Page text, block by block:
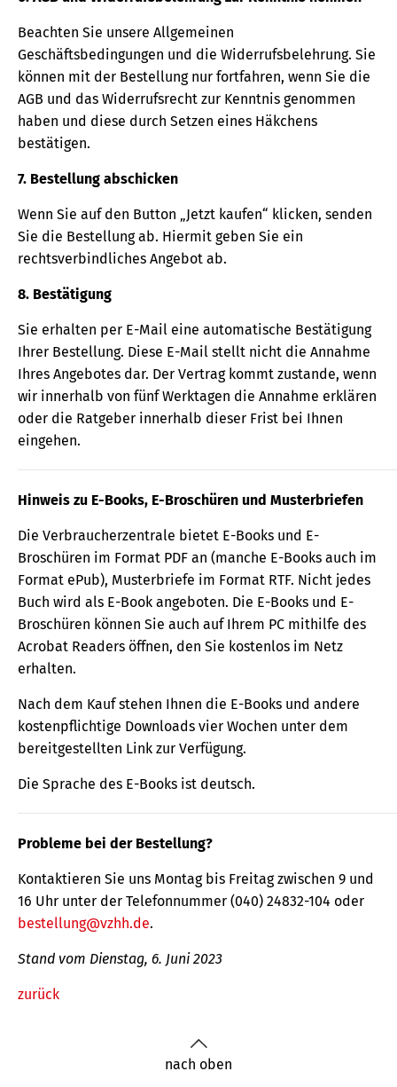
Beachten Sie unsere Allgemeinen
Geschäftsbedingungen und die Widerrufsbelehrung. Sie
können mit der Bestellung nur fortfahren, wenn Sie die
AGB und das Widerrufsrecht zur Kenntnis genommen
haben und diese durch Setzen eines Häkchens
bestätigen.
7. Bestellung abschicken
Wenn Sie auf den Button „Jetzt kaufen“ klicken, senden
Sie die Bestellung ab. Hiermit geben Sie ein
rechtsverbindliches Angebot ab.
8. Bestätigung
Sie erhalten per E-Mail eine automatische Bestätigung
Ihrer Bestellung. Diese E-Mail stellt nicht die Annahme
Ihres Angebotes dar. Der Vertrag kommt zustande, wenn
wir innerhalb von fünf Werktagen die Annahme erklären
oder die Ratgeber innerhalb dieser Frist bei Ihnen
eingehen.
Hinweis zu E-Books, E-Broschüren und Musterbriefen
Die Verbraucherzentrale bietet E-Books und E-
Broschüren im Format PDF an (manche E-Books auch im
Format ePub), Musterbriefe im Format RTF. Nicht jedes
Buch wird als E-Book angeboten. Die E-Books und E-
Broschüren können Sie auch auf Ihrem PC mithilfe des
Acrobat Readers öffnen, den Sie kostenlos im Netz
erhalten.
Nach dem Kauf stehen Ihnen die E-Books und andere
kostenpflichtige Downloads vier Wochen unter dem
bereitgestellten Link zur Verfügung.
Die Sprache des E-Books ist deutsch.
Probleme bei der Bestellung?
Kontaktieren Sie uns Montag bis Freitag zwischen 9 und
16 Uhr unter der Telefonnummer (040) 24832-104 oder
bestellung@vzhh.de.
Stand vom Dienstag, 6. Juni 2023
zurück
nach oben